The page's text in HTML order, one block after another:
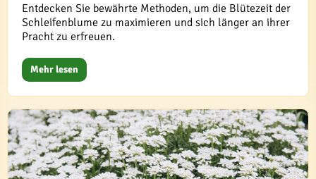
Entdecken Sie bewährte Methoden, um die Blütezeit der
Schleifenblume zu maximieren und sich länger an ihrer
Pracht zu erfreuen.
Mehr lesen